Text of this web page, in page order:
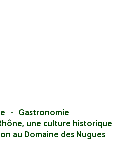
Gastronomie
une culture historique
au Domaine des Nugues